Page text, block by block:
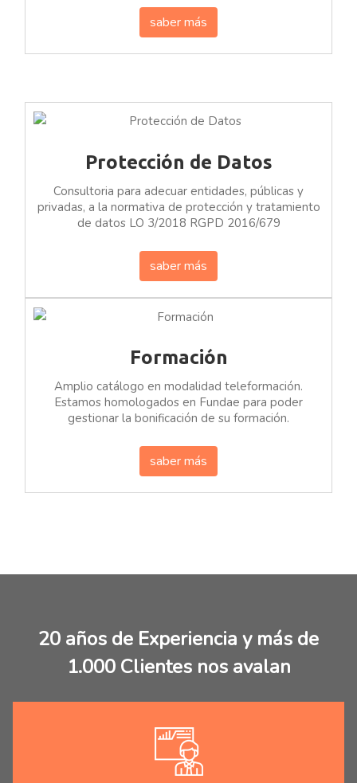
saber más
Protección de Datos
Consultoria para adecuar entidades, públicas y
privadas, a la normativa de protección y tratamiento
de datos LO 3/2018 RGPD 2016/679
saber más
Formación
Amplio catálogo en modalidad teleformación.
Estamos homologados en Fundae para poder
gestionar la bonificación de su formación.
saber más
20 años de Experiencia y más de
1.000 Clientes nos avalan